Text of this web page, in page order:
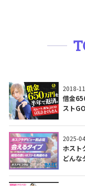
2018-
借金
スト
2025-
ホスト
どんな